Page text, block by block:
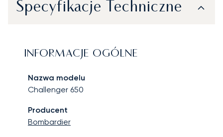
Specyfikacje Techniczne
INFORMACJE OGÓLNE
Nazwa modelu
Challenger 650
Producent
Bombardier